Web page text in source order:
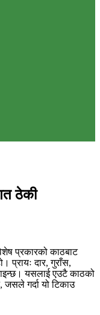
ठेकी
प्रकारको काठबाट
प्रायः दार, गुराँस,
यसलाई एउटै काठको
गर्दा यो टिकाउ